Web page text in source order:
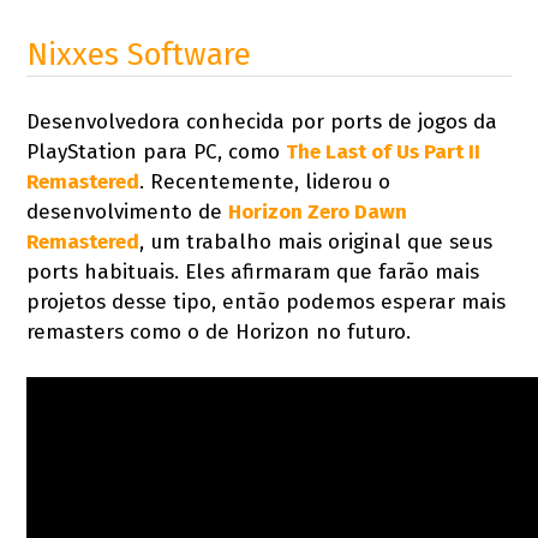
Nixxes Software
Desenvolvedora conhecida por ports de jogos da
PlayStation para PC, como The Last of Us Part II
Remastered. Recentemente, liderou o
desenvolvimento de Horizon Zero Dawn
Remastered, um trabalho mais original que seus
ports habituais. Eles afirmaram que farão mais
projetos desse tipo, então podemos esperar mais
remasters como o de Horizon no futuro.